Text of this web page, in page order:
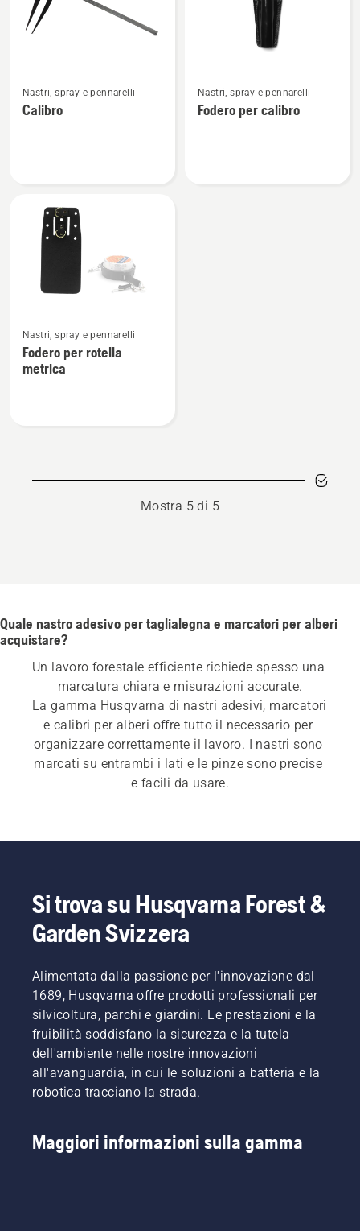
maggiori
dettagli
Nastri, spray e pennarelli
Calibro
maggiori
dettagli
Nastri, spray e pennarelli
Fodero per calibro
maggiori
dettagli
su
Nastri, spray e pennarelli
Fodero per rotella
metrica
Mostra 5 di 5
Quale nastro adesivo per taglialegna e marcatori per alberi
acquistare?
Un lavoro forestale efficiente richiede spesso una
marcatura chiara e misurazioni accurate.
La gamma Husqvarna di nastri adesivi, marcatori
e calibri per alberi offre tutto il necessario per
organizzare correttamente il lavoro. I nastri sono
marcati su entrambi i lati e le pinze sono precise
e facili da usare.
Si trova su Husqvarna Forest &
Garden Svizzera
Alimentata dalla passione per l'innovazione dal
1689, Husqvarna offre prodotti professionali per
silvicoltura, parchi e giardini. Le prestazioni e la
fruibilità soddisfano la sicurezza e la tutela
dell'ambiente nelle nostre innovazioni
all'avanguardia, in cui le soluzioni a batteria e la
robotica tracciano la strada.
Maggiori informazioni sulla gamma